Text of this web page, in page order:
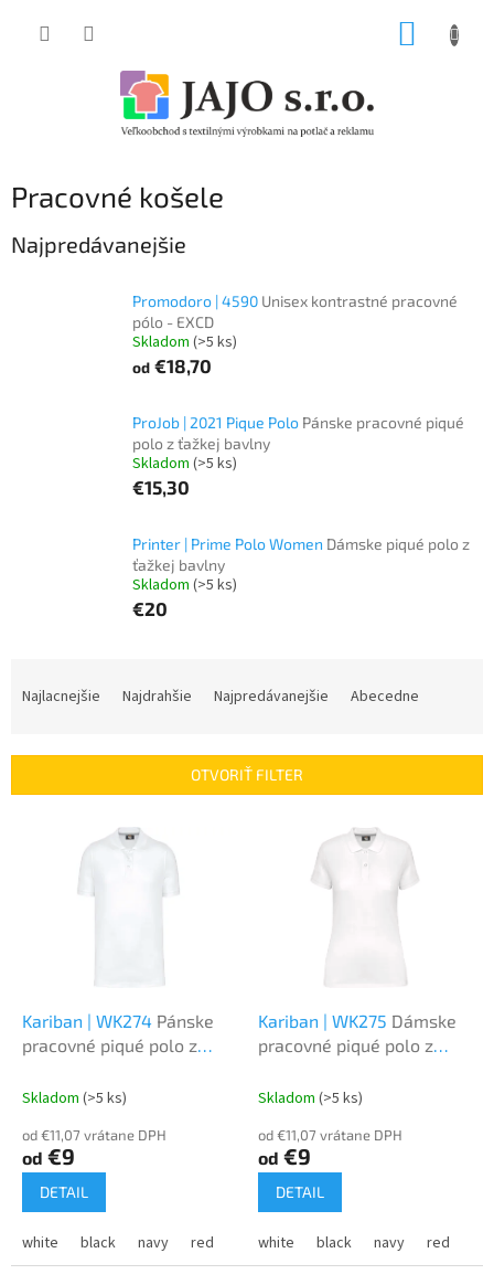
Pracovné košele
Najpredávanejšie
Promodoro | 4590 Unisex kontrastné pracovné
pólo - EXCD
Skladom (>5 ks)
od €18,70
ProJob | 2021 Pique Polo Pánske pracovné piqué
polo z ťažkej bavlny
Skladom (>5 ks)
€15,30
Printer | Prime Polo Women Dámske piqué polo z
ťažkej bavlny
Skladom (>5 ks)
€20
i
Najlacnejšie Najdrahšie Najpredávanejšie Abecedne
OTVORIŤ FILTER
Kariban | WK274 Pánske
pracovné piqué polo z
Skladom (>5 ks)
od €11,07 vrátane DPH
od €9
DETAIL
white black navy red orange dark grey sky blue
Kariban | WK275 Dámske
pracovné piqué polo z
Skladom (>5 ks)
od €11,07 vrátane DPH
od €9
DETAIL
white black navy red